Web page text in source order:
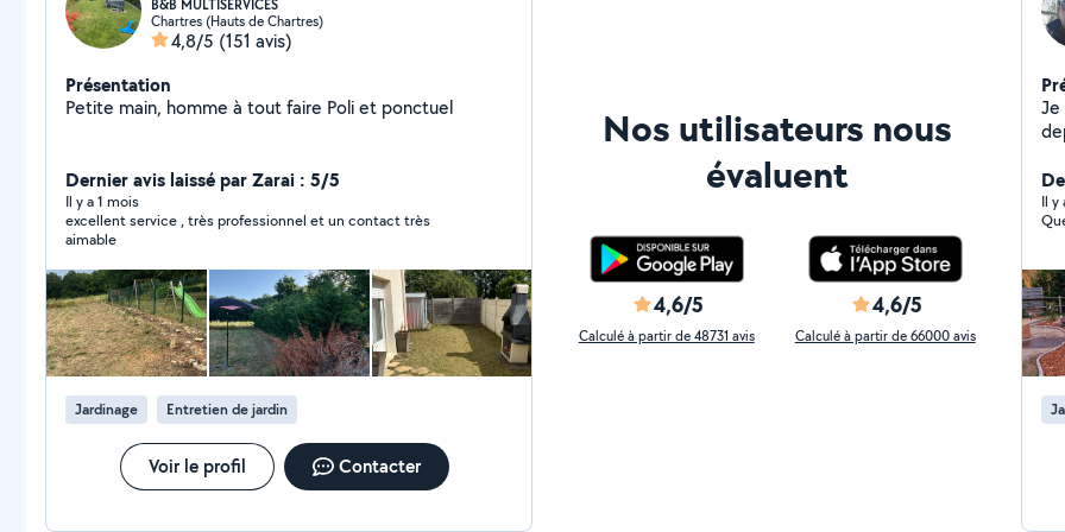
B&B MULTISERVICES
Chartres (Hauts de Chartres)
4,8/5 (151 avis)
Présentation
Petite main, homme à tout faire Poli et ponctuel
Dernier avis laissé par Zarai : 5/5
Il y a 1 mois
excellent service , très professionnel et un contact très
aimable
Jardinage Entretien de jardin
Voir le profil Contacter
Nos utilisateurs nous
évaluent
4,6/5
Calculé à partir de 48731 avis
4,6/5
Calculé à partir de 66000 avis
Je
Il y